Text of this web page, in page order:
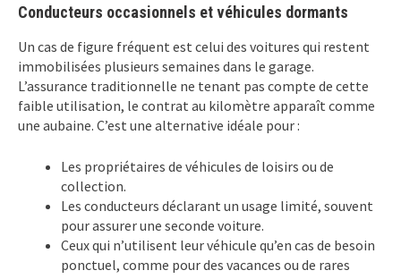
Conducteurs occasionnels et véhicules dormants
Un cas de figure fréquent est celui des voitures qui restent
immobilisées plusieurs semaines dans le garage.
L’assurance traditionnelle ne tenant pas compte de cette
faible utilisation, le contrat au kilomètre apparaît comme
une aubaine. C’est une alternative idéale pour :
Les propriétaires de véhicules de loisirs ou de
collection.
Les conducteurs déclarant un usage limité, souvent
pour assurer une seconde voiture.
Ceux qui n’utilisent leur véhicule qu’en cas de besoin
ponctuel, comme pour des vacances ou de rares